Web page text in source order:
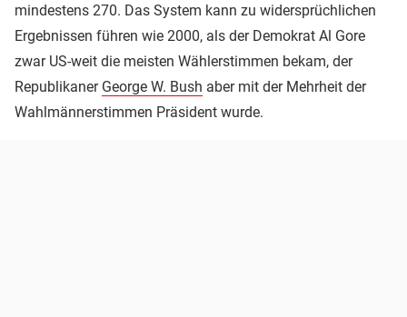
mindestens 270. Das System kann zu widersprüchlichen
Ergebnissen führen wie 2000, als der Demokrat Al Gore
zwar US-weit die meisten Wählerstimmen bekam, der
Republikaner George W. Bush aber mit der Mehrheit der
Wahlmännerstimmen Präsident wurde.